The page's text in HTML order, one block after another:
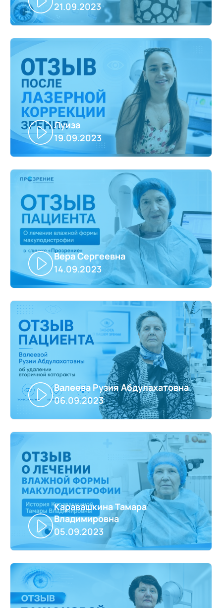
21.09.2023
Луиза
19.09.2023
Вера Сергеевна
14.09.2023
Валеева Рузия Абдулахатовна
06.09.2023
Каравашкина Тамара
Владимировна
05.09.2023